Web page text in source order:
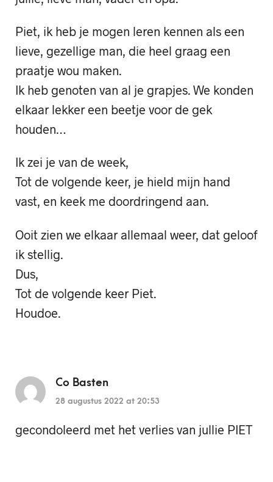
Piet, ik heb je mogen leren kennen als een
lieve, gezellige man, die heel graag een
praatje wou maken.
Ik heb genoten van al je grapjes. We konden
elkaar lekker een beetje voor de gek
houden…
Ik zei je van de week,
Tot de volgende keer, je hield mijn hand
vast, en keek me doordringend aan.
Ooit zien we elkaar allemaal weer, dat geloof
ik stellig.
Dus,
Tot de volgende keer Piet.
Houdoe.
Co Basten
28 augustus 2022 at 20:53
gecondoleerd met het verlies van jullie PIET